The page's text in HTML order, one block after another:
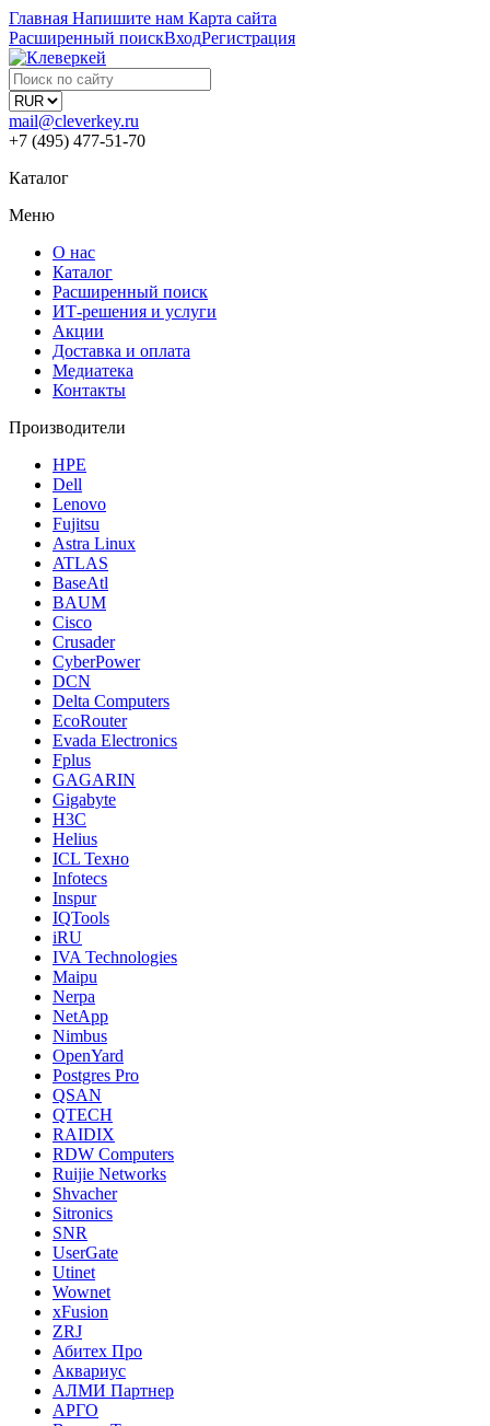
Главная Напишите нам Карта сайта
Расширенный поискВходРегистрация
mail@cleverkey.ru
+7 (495) 477-51-70
Каталог
Меню
О нас
Каталог
Расширенный поиск
ИТ-решения и услуги
Акции
Доставка и оплата
Медиатека
Контакты
Производители
HPE
Dell
Lenovo
Fujitsu
Astra Linux
ATLAS
BaseAtl
BAUM
Cisco
Crusader
CyberPower
DCN
Delta Computers
EcoRouter
Evada Electronics
Fplus
GAGARIN
Gigabyte
H3C
Helius
ICL Техно
Infotecs
Inspur
IQTools
iRU
IVA Technologies
Maipu
Nerpa
NetApp
Nimbus
OpenYard
Postgres Pro
QSAN
QTECH
RAIDIX
RDW Computers
Ruijie Networks
Shvacher
Sitronics
SNR
UserGate
Utinet
Wownet
xFusion
ZRJ
Абитех Про
Аквариус
АЛМИ Партнер
АРГО